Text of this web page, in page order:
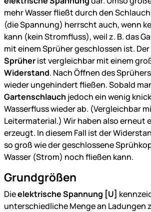
mehr Wasser fließt durch den
(die Spannung) herrscht auch, wenn
kann (kein Stromfluss), weil z. B. das
mit einem Sprüher geschlossen ist. Der
Sprüherist vergleichbar mit einem
Widerstand. Nach Öffnen des
wieder ungehindert fließen. Sobald
Gartenschlauch jedoch ein wenig
Wasserfluss wieder ab. (Vergleichbar
Leitermaterial.) Wir haben also erneut
erzeugt. In diesem Fall ist der
so groß wie der geschlossene
Wasser (Strom) noch fließen kann.
Grundgrößen
Dieelektrische Spannung [U]
unterschiedliche Menge an Ladungen